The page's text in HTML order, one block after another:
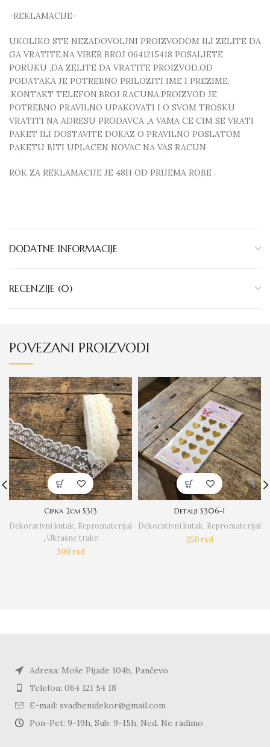
-REKLAMACIJE-
UKOLIKO STE NEZADOVOLJNI PROIZVODOM ILI ZELITE DA
GA VRATITE,NA VIBER BROJ 0641215418 POSALJETE
PORUKU ,DA ZELITE DA VRATITE PROIZVOD.OD
PODATAKA JE POTREBNO PRILOZITI IME I PREZIME,
,KONTAKT TELEFON,BROJ RACUNA.PROIZVOD JE
POTREBNO PRAVILNO UPAKOVATI I O SVOM TROSKU
VRATITI NA ADRESU PRODAVCA ,A VAMA CE CIM SE VRATI
PAKET ILI DOSTAVITE DOKAZ O PRAVILNO POSLATOM
PAKETU BITI UPLACEN NOVAC NA VAS RACUN
ROK ZA REKLAMACIJE JE 48H OD PRIJEMA ROBE .
DODATNE INFORMACIJE
RECENZIJE (0)
POVEZANI PROIZVODI
Cipka 2cm S313
Dekorativni kutak, Repromaterijal
, Ukrasne trake
300rsd
Detalji S306-1
Dekorativni kutak, Repromaterijal
250rsd
Adresa: Moše Pijade 104b, Pančevo
Telefon: 064 121 54 18
E-mail: svadbenidekor@gmail.com
Pon-Pet: 9-19h, Sub. 9-15h, Ned. Ne radimo